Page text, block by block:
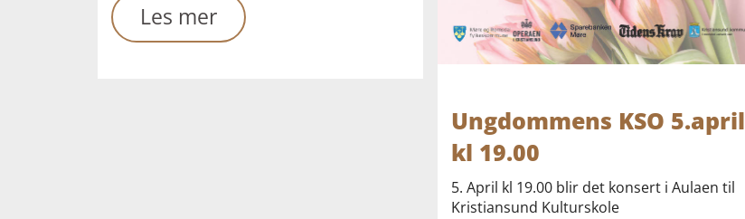
Les mer
Ungdommens KSO 5.april
kl 19.00
5. April kl 19.00 blir det konsert i Aulaen til
Kristiansund Kulturskole